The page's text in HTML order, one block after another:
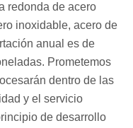
redonda de acero
inoxidable, acero de
anual es de
Prometemos
dentro de las
y el servicio
de desarrollo